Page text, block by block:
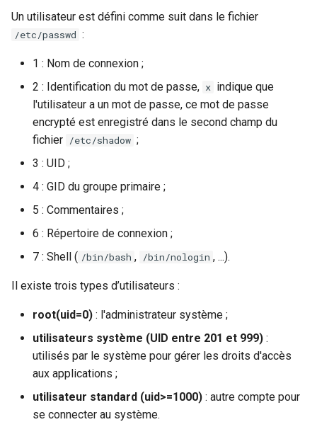
Un utilisateur est défini comme suit dans le fichier
/etc/passwd :
1 : Nom de connexion ;
2 : Identification du mot de passe, x indique que
l'utilisateur a un mot de passe, ce mot de passe
encrypté est enregistré dans le second champ du
fichier /etc/shadow ;
3 : UID ;
4 : GID du groupe primaire ;
5 : Commentaires ;
6 : Répertoire de connexion ;
7 : Shell ( /bin/bash , /bin/nologin , ...).
Il existe trois types d’utilisateurs :
root(uid=0) : l'administrateur système ;
utilisateurs système (UID entre 201 et 999) :
utilisés par le système pour gérer les droits d'accès
aux applications ;
utilisateur standard (uid>=1000) : autre compte pour
se connecter au système.